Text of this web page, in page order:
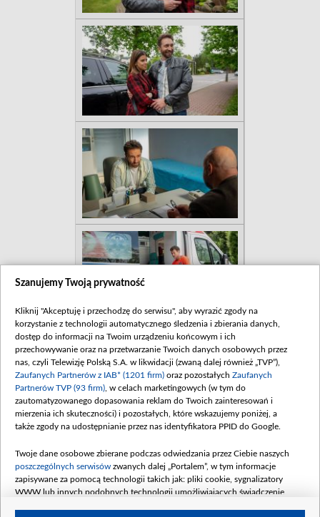
Szanujemy Twoją prywatność
Kliknij "Akceptuję i przechodzę do serwisu", aby wyrazić zgody na
korzystanie z technologii automatycznego śledzenia i zbierania danych,
dostęp do informacji na Twoim urządzeniu końcowym i ich
przechowywanie oraz na przetwarzanie Twoich danych osobowych przez
nas, czyli Telewizję Polską S.A. w likwidacji (zwaną dalej również „TVP”),
Zaufanych Partnerów z IAB* (1201 firm) oraz pozostałych Zaufanych
Partnerów TVP (93 firm) , w celach marketingowych (w tym do
zautomatyzowanego dopasowania reklam do Twoich zainteresowań i
mierzenia ich skuteczności) i pozostałych, które wskazujemy poniżej, a
także zgody na udostępnianie przez nas identyfikatora PPID do Google.
Twoje dane osobowe zbierane podczas odwiedzania przez Ciebie naszych
poszczególnych serwisów zwanych dalej „Portalem”, w tym informacje
zapisywane za pomocą technologii takich jak: pliki cookie, sygnalizatory
WWW lub innych podobnych technologii umożliwiających świadczenie